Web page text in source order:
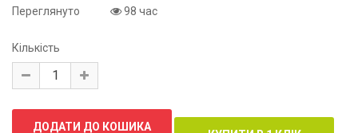
Переглянуто
98 час
Кількість